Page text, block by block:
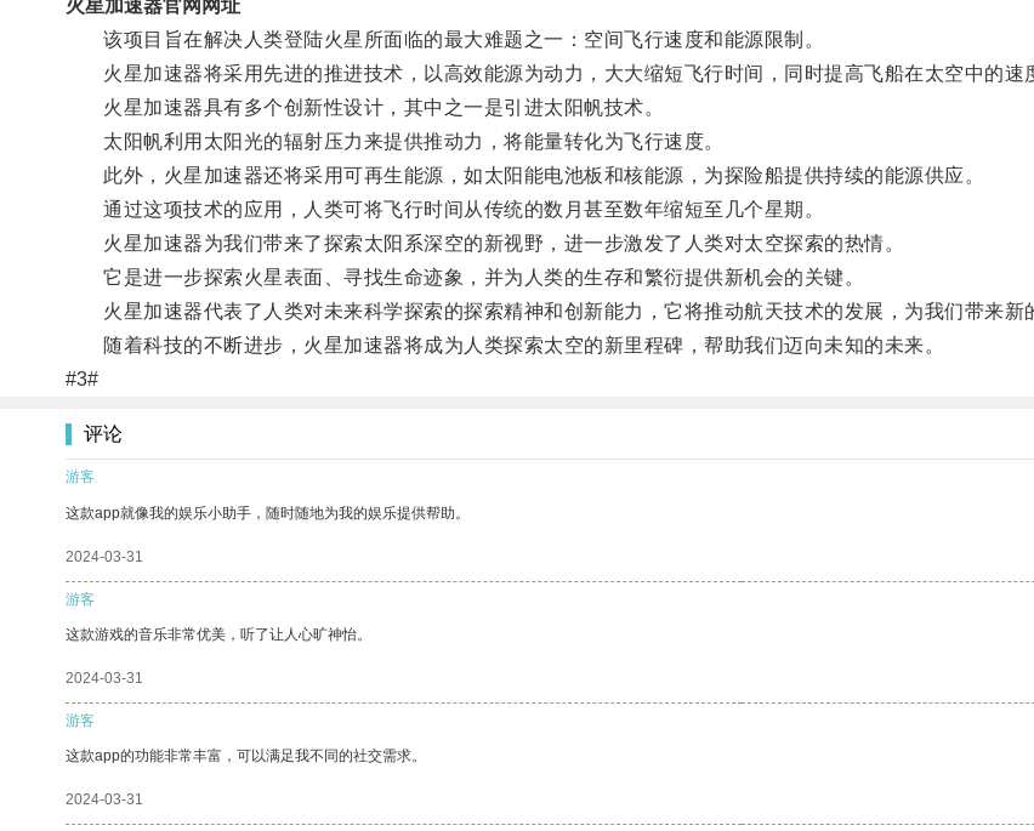
火星加速器官网网址
该项目旨在解决人类登陆火星所面临的最大难题之一：空间飞行速度和能源限制。
火星加速器将采用先进的推进技术，以高效能源为动力，大大缩短飞行时间，同时提高飞船在太空中的速
火星加速器具有多个创新性设计，其中之一是引进太阳帆技术。
太阳帆利用太阳光的辐射压力来提供推动力，将能量转化为飞行速度。
此外，火星加速器还将采用可再生能源，如太阳能电池板和核能源，为探险船提供持续的能源供应。
通过这项技术的应用，人类可将飞行时间从传统的数月甚至数年缩短至几个星期。
火星加速器为我们带来了探索太阳系深空的新视野，进一步激发了人类对太空探索的热情。
它是进一步探索火星表面、寻找生命迹象，并为人类的生存和繁衍提供新机会的关键。
火星加速器代表了人类对未来科学探索的探索精神和创新能力，它将推动航天技术的发展，为我们带来新
随着科技的不断进步，火星加速器将成为人类探索太空的新里程碑，帮助我们迈向未知的未来。
#3#
评论
游客
这款app就像我的娱乐小助手，随时随地为我的娱乐提供帮助。
2024-03-31
游客
这款游戏的音乐非常优美，听了让人心旷神怡。
2024-03-31
游客
这款app的功能非常丰富，可以满足我不同的社交需求。
2024-03-31